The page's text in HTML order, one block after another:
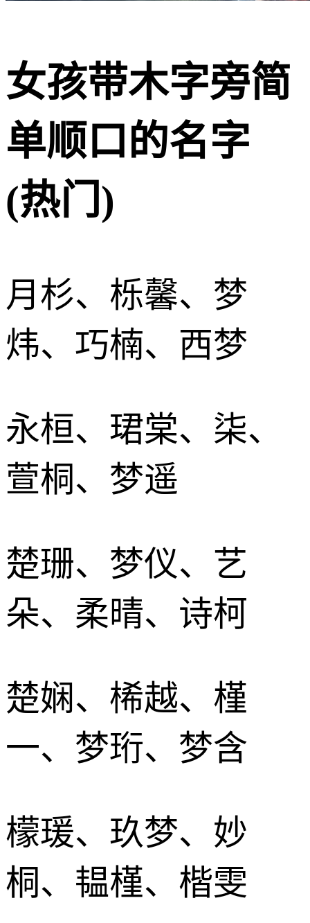
女孩带木字旁简
单顺口的名字
(热门)
月杉、栎馨、梦
炜、巧楠、西梦
永桓、珺棠、柒、
萱桐、梦遥
楚珊、梦仪、艺
朵、柔晴、诗柯
楚娴、桸越、槿
一、梦珩、梦含
檬瑗、玖梦、妙
桐、韫槿、楷雯